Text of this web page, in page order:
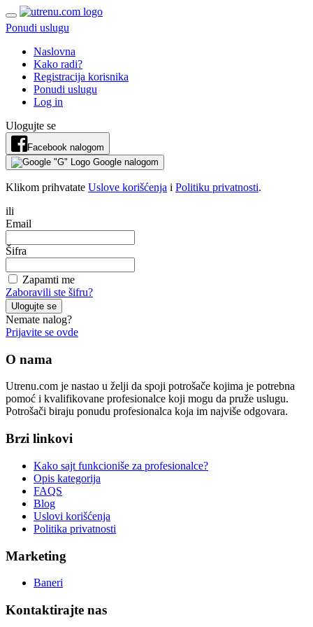
Ponudi uslugu
Naslovna
Kako radi?
Registracija korisnika
Ponudi uslugu
Log in
Ulogujte se
Facebook nalogom
Google nalogom
Klikom prihvatate Uslove korišćenja i Politiku privatnosti.
ili
Email
Šifra
Zapamti me
Zaboravili ste šifru?
Ulogujte se
Nemate nalog?
Prijavite se ovde
O nama
Utrenu.com je nastao u želji da spoji potrošače kojima je potrebna
pomoć i kvalifikovane profesionalce koji mogu da pruže uslugu.
Potrošači biraju ponudu profesionalca koja im najviše odgovara.
Brzi linkovi
Kako sajt funkcioniše za profesionalce?
Opis kategorija
FAQS
Blog
Uslovi korišćenja
Politika privatnosti
Marketing
Baneri
Kontaktirajte nas